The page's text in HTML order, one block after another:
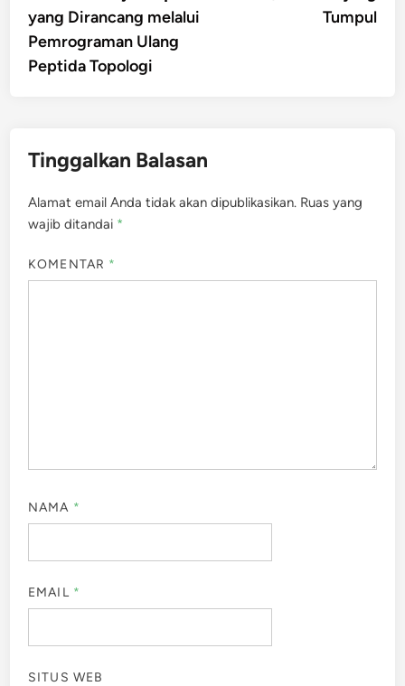
yang Dirancang melalui
Pemrograman Ulang
Peptida Topologi
Tumpul
Tinggalkan Balasan
Alamat email Anda tidak akan dipublikasikan. Ruas yang
wajib ditandai *
KOMENTAR *
NAMA *
EMAIL *
SITUS WEB